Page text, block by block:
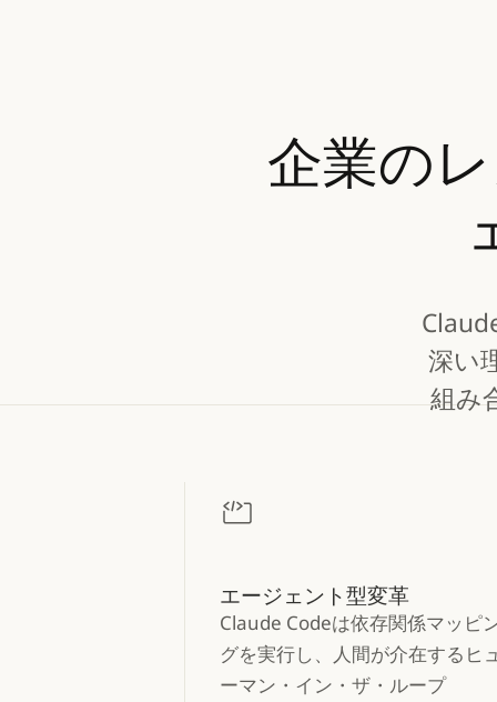
企業の
深い
組み
エージェント型変革
Claude Codeは依存関係マッピ
グを実行し、人間が介在するヒ
ーマン・イン・ザ・ループ